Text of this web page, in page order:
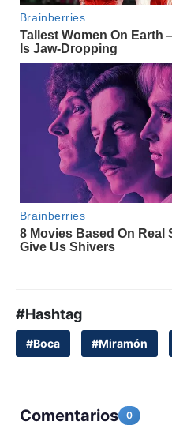
#Hashtag
#Boca #Miramón
Comentarios 0